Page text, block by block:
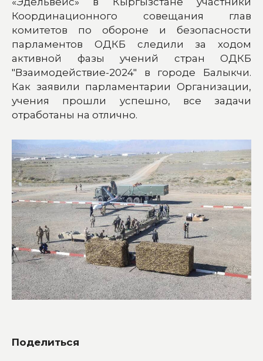
Координационного совещания глав
комитетов по обороне и безопасности
парламентов ОДКБ следили за ходом
активной фазы учений стран ОДКБ
"Взаимодействие-2024" в городе Балыкчи.
Как заявили парламентарии Организации,
учения прошли успешно, все задачи
отработаны на отлично.
Поделиться